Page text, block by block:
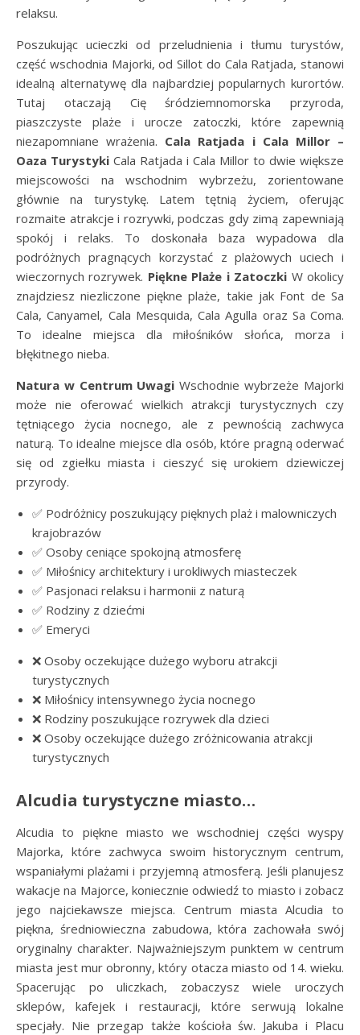
relaksu.
Poszukując ucieczki od przeludnienia i tłumu turystów,
część wschodnia Majorki, od Sillot do Cala Ratjada, stanowi
idealną alternatywę dla najbardziej popularnych kurortów.
Tutaj otaczają Cię śródziemnomorska przyroda,
piaszczyste plaże i urocze zatoczki, które zapewnią
niezapomniane wrażenia. Cala Ratjada i Cala Millor –
Oaza Turystyki Cala Ratjada i Cala Millor to dwie większe
miejscowości na wschodnim wybrzeżu, zorientowane
głównie na turystykę. Latem tętnią życiem, oferując
rozmaite atrakcje i rozrywki, podczas gdy zimą zapewniają
spokój i relaks. To doskonała baza wypadowa dla
podróżnych pragnących korzystać z plażowych uciech i
wieczornych rozrywek. Piękne Plaże i Zatoczki W okolicy
znajdziesz niezliczone piękne plaże, takie jak Font de Sa
Cala, Canyamel, Cala Mesquida, Cala Agulla oraz Sa Coma.
To idealne miejsca dla miłośników słońca, morza i
błękitnego nieba.
Natura w Centrum Uwagi Wschodnie wybrzeże Majorki
może nie oferować wielkich atrakcji turystycznych czy
tętniącego życia nocnego, ale z pewnością zachwyca
naturą. To idealne miejsce dla osób, które pragną oderwać
się od zgiełku miasta i cieszyć się urokiem dziewiczej
przyrody.
✅ Podróżnicy poszukujący pięknych plaż i malowniczych
krajobrazów
✅ Osoby ceniące spokojną atmosferę
✅ Miłośnicy architektury i urokliwych miasteczek
✅ Pasjonaci relaksu i harmonii z naturą
✅ Rodziny z dziećmi
✅ Emeryci
❌ Osoby oczekujące dużego wyboru atrakcji
turystycznych
❌ Miłośnicy intensywnego życia nocnego
❌ Rodziny poszukujące rozrywek dla dzieci
❌ Osoby oczekujące dużego zróżnicowania atrakcji
turystycznych
Alcudia turystyczne miasto…
Alcudia to piękne miasto we wschodniej części wyspy
Majorka, które zachwyca swoim historycznym centrum,
wspaniałymi plażami i przyjemną atmosferą. Jeśli planujesz
wakacje na Majorce, koniecznie odwiedź to miasto i zobacz
jego najciekawsze miejsca. Centrum miasta Alcudia to
piękna, średniowieczna zabudowa, która zachowała swój
oryginalny charakter. Najważniejszym punktem w centrum
miasta jest mur obronny, który otacza miasto od 14. wieku.
Spacerując po uliczkach, zobaczysz wiele uroczych
sklepów, kafejek i restauracji, które serwują lokalne
specjały. Nie przegap także kościoła św. Jakuba i Placu